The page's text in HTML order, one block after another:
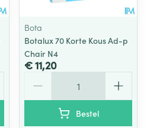
Bota
Botalux 70 Korte Kous Ad-p
Chair N4
€ 11,20
Bestel